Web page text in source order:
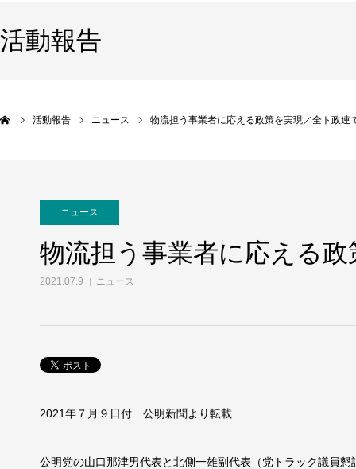
活動報告
活動報告 ニュース 物流担う事業者に応える政策を実現／全ト政連
ニュース
物流担う事業者に応える
2021.07.9 ニュース
2021年７月９日付 公明新聞より転載
公明党の山口那津男代表と北側一雄副代表（党トラック議員